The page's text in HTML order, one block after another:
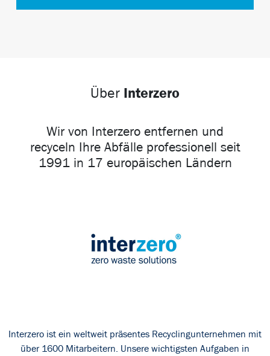
Über Interzero
Wir von Interzero entfernen und
recyceln Ihre Abfälle professionell seit
1991 in 17 europäischen Ländern
Interzero ist ein weltweit präsentes Recyclingunternehmen mit
über 1600 Mitarbeitern. Unsere wichtigsten Aufgaben in